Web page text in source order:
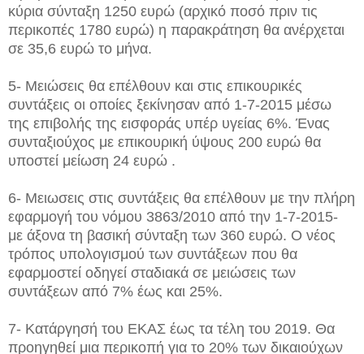
κύρια σύνταξη 1250 ευρώ (αρχικό ποσό πριν τις
περικοπές 1780 ευρώ) η παρακράτηση θα ανέρχεται
σε 35,6 ευρώ το μήνα.
5- Μειώσεις θα επέλθουν και στις επικουρικές
συντάξεις οι οποίες ξεκίνησαν από 1-7-2015 μέσω
της επιβολής της εισφοράς υπέρ υγείας 6%. Ένας
συνταξιούχος με επικουρική ύψους 200 ευρώ θα
υποστεί μείωση 24 ευρώ .
6- Μειωσεις στις συντάξεις θα επέλθουν με την πλήρη
εφαρμογή του νόμου 3863/2010 από την 1-7-2015-
με άξονα τη βασική σύνταξη των 360 ευρώ. Ο νέος
τρόπος υπολογισμού των συντάξεων που θα
εφαρμοστεί οδηγεί σταδιακά σε μειώσεις των
συντάξεων από 7% έως και 25%.
7- Κατάργησή του ΕΚΑΣ έως τα τέλη του 2019. Θα
προηγηθεί μια περικοπή για το 20% των δικαιούχων